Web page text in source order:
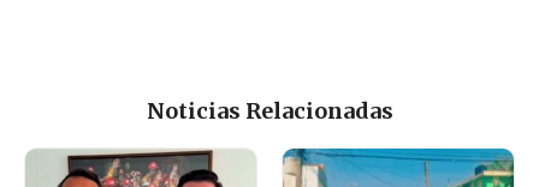
Noticias Relacionadas